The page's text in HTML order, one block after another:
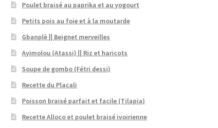
Poulet braisé au paprika et au yogourt
Petits pois au foie et à la moutarde
Gbanplè || Beignet merveilles
Ayimolou (Atassi) || Riz et haricots
Soupe de gombo (Fétri dessi)
Recette du Placali
Poisson braisé parfait et facile (Tilapia)
Recette Alloco et poulet braisé ivoirienne